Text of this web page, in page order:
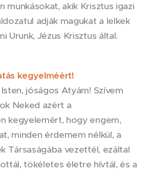
munkásokat, akik Krisztus igazi
adják magukat a lelkek
Urunk, Jézus Krisztus által.
kegyelméért!
jóságos Atyám! Szívem
Neked azért a
kegyelemért, hogy engem,
minden érdemem nélkül, a
Társaságába vezettél, ezáltal
tökéletes életre hívtál, és a